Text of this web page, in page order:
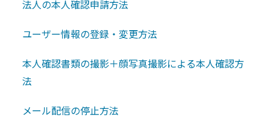
法人の本人確認申請方法
ユーザー情報の登録・変更方法
本人確認書類の撮影＋顔写真撮影による本人確認方
法
メール配信の停止方法